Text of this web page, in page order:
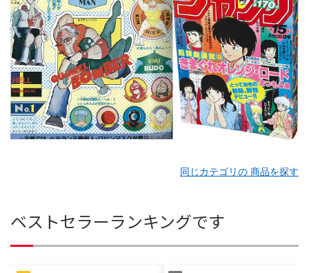
同じカテゴリの 商品を探す
ベストセラーランキングです